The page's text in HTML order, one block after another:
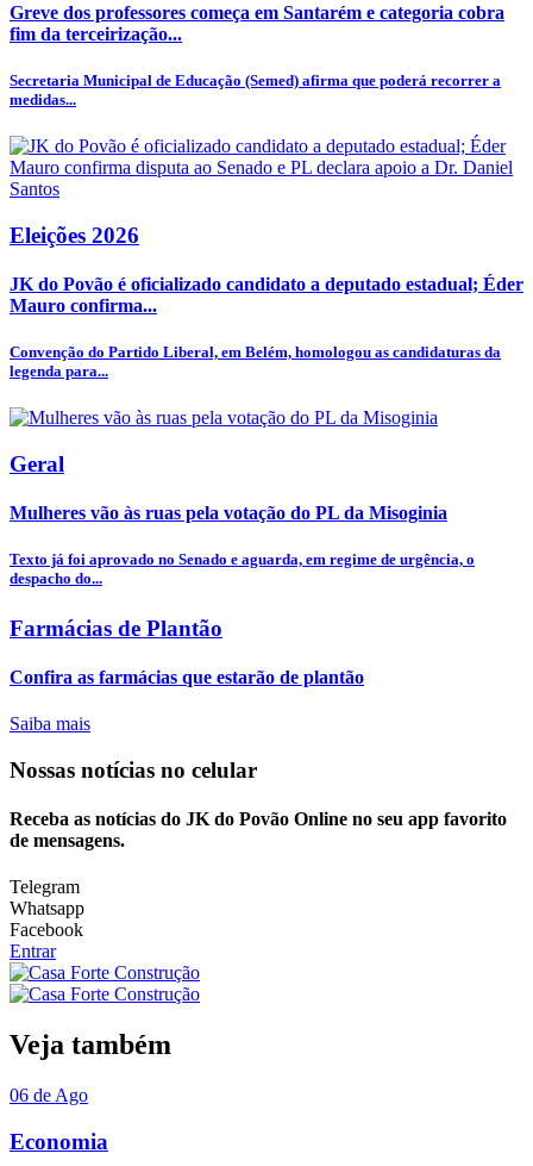
Greve dos professores começa em Santarém e categoria cobra
fim da terceirização...
Secretaria Municipal de Educação (Semed) afirma que poderá recorrer a
medidas...
Eleições 2026
JK do Povão é oficializado candidato a deputado estadual; Éder
Mauro confirma...
Convenção do Partido Liberal, em Belém, homologou as candidaturas da
legenda para...
Geral
Mulheres vão às ruas pela votação do PL da Misoginia
Texto já foi aprovado no Senado e aguarda, em regime de urgência, o
despacho do...
Farmácias de Plantão
Confira as farmácias que estarão de plantão
Saiba mais
Nossas notícias no celular
Receba as notícias do JK do Povão Online no seu app favorito
de mensagens.
Telegram
Whatsapp
Facebook
Entrar
Veja também
06 de Ago
Economia